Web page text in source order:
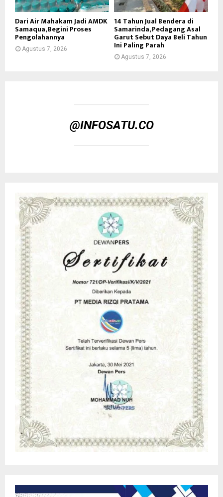
Dari Air Mahakam Jadi AMDK
Samaqua, Begini Proses
Pengolahannya
Agustus 7, 2026
14 Tahun Jual Bendera di
Samarinda, Pedagang Asal
Garut Sebut Daya Beli Tahun
Ini Paling Parah
Agustus 7, 2026
@INFOSATU.CO